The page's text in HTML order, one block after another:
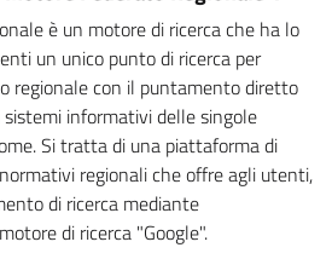
è un motore di ricerca che ha lo
un unico punto di ricerca per
regionale con il puntamento diretto
informativi delle singole
Si tratta di una piattaforma di
regionali che offre agli utenti,
di ricerca mediante
di ricerca "Google".